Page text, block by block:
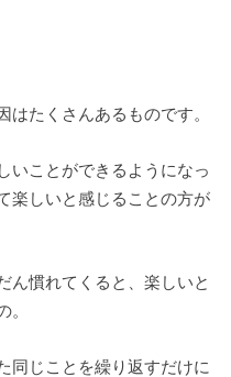
たくさんあるものです。
いことができるようになっ
楽しいと感じることの方が
ん慣れてくると、楽しいと
同じことを繰り返すだけに